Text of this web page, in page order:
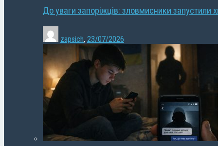
До уваги запоріжців: зловмисники запустили
zapsich, 23/07/2026